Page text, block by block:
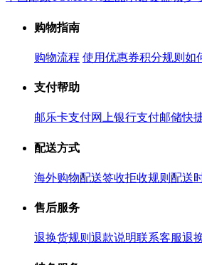
购物指南
购物流程 使用优惠券积分规则 如
支付帮助
邮乐卡支付网上银行支付邮储快
配送方式
海外购物配送签收拒收规则 配送
售后服务
退换货规则 退款说明联系客服退